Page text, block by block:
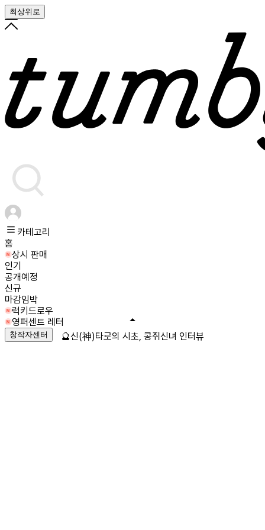
최상위로
카테고리
홈
상시 판매
인기
공개예정
신규
마감임박
럭키드로우
영퍼센트 레터
창작자센터 🔮신(神)타로의 시초, 콩쥐신녀 인터뷰